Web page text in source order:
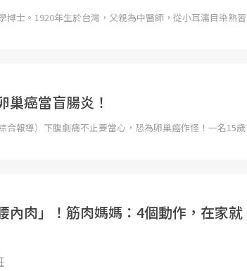
博士。1920年生於台灣，父親為中醫師，從小耳濡目染熟習
癌當盲腸炎！
合報導）下腹劇痛不止要當心，恐為卵巢癌作怪！一名15歲
內肉」！筋肉媽媽：4個動作，在家就